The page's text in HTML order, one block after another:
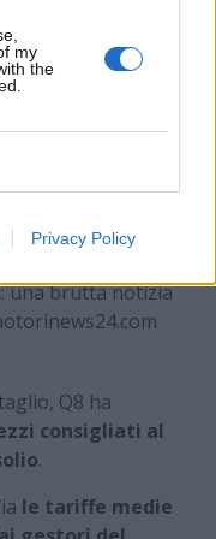
my
the
Privacy Policy
una brutta notizia
Q8 ha
consigliati al
.
le tariffe medie